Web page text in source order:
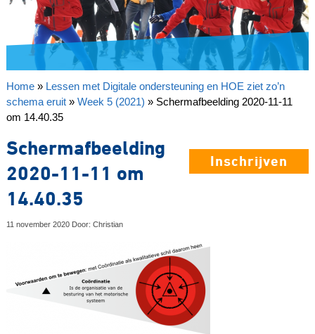
Home» Lessen met Digitale ondersteuning en HOE ziet zo’n
schema eruit» Week 5 (2021) » Schermafbeelding 2020-11-11
om 14.40.35
Inschrijven
Schermafbeelding
2020-11-11 om
14.40.35
11 november 2020 Door: Christian